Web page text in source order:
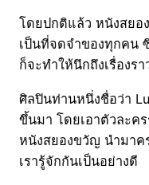
โดยปกติแล้ว หนังสยอ
เป็นที่จดจำของทุกคน
ก็จะทำให้นึกถึงเรื่องร
ศิลปินท่านหนึ่งชื่อว่า
ขึ้นมา โดยเอาตัวละค
หนังสยองขวัญ นำมาค
เรารู้จักกันเป็นอย่างดี